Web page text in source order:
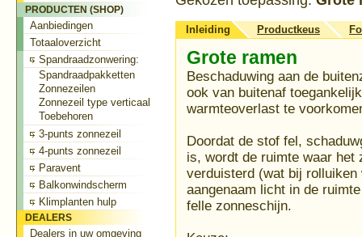
Inleiding Productkeus
Grote ramen
Beschaduwing aan de
ook van buitenaf
warmteoverlast te
Doordat de stof fel,
is, wordt de ruimte waar het
verduisterd (wat bij
aangenaam licht in de
felle zonneschijn.
PRODUCTEN (SHOP)
Aanbiedingen
Totaaloverzicht
Spandraadzonwering:
Spandraadpakketten
Zonnezeilen
Zonnezeil type verticaal
Toebehoren
3-punts zonnezeil
4-punts zonnezeil
Paravent
Balkonwindscherm
Klimplanten hulp
DEALERS
Dealers in uw omgeving